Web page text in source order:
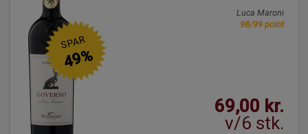
Luca Maroni
98/99 point
69,00 kr.
v/6 stk.
SPAR
49%